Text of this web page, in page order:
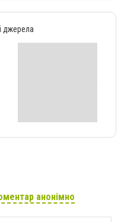
джерела
анонімно